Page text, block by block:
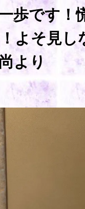
歩です！
よそ見し
より